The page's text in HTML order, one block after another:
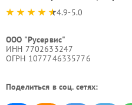
4.9-5.0
ООО "Русервис"
ИНН 7702633247
ОГРН 1077746335776
Поделиться в соц. сетях: